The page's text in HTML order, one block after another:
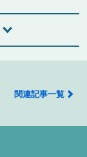
関連記事一覧